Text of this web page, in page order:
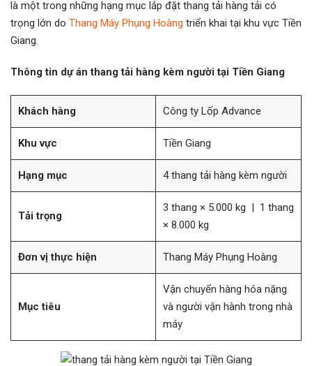
là một trong những hạng mục lắp đặt thang tải hàng tải có
trọng lớn do Thang Máy Phụng Hoàng triển khai tại khu vực Tiền
Giang.
Thông tin dự án thang tải hàng kèm người tại Tiền Giang
Khách hàng Công ty Lốp Advance
Khu vực Tiền Giang
Hạng mục 4 thang tải hàng kèm người
Tải trọng
3 thang × 5.000 kg | 1 thang
× 8.000 kg
Đơn vị thực hiện Thang Máy Phụng Hoàng
Mục tiêu
Vận chuyển hàng hóa nặng
và người vận hành trong nhà
máy